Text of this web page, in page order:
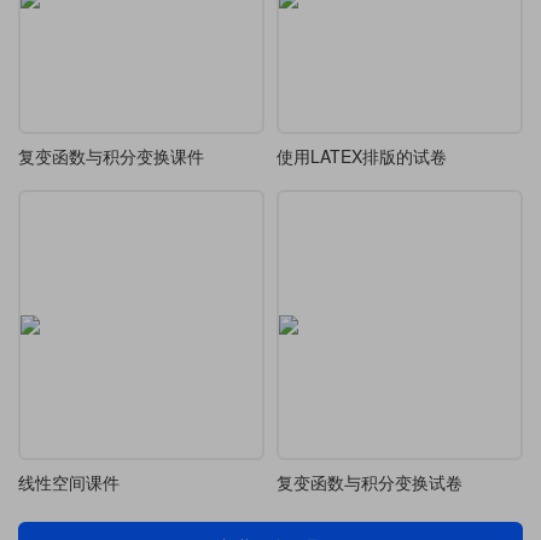
复变函数与积分变换课件 使用LATEX排版的试卷
线性空间课件 复变函数与积分变换试卷